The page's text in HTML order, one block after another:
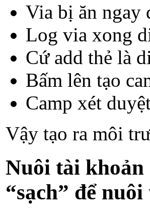
Via bị ăn ngay
Log via xong
Cứ add thẻ là
Bấm lên tạo
Camp xét
Vậy tạo ra môi
Nuôi tài khoản
“sạch” để